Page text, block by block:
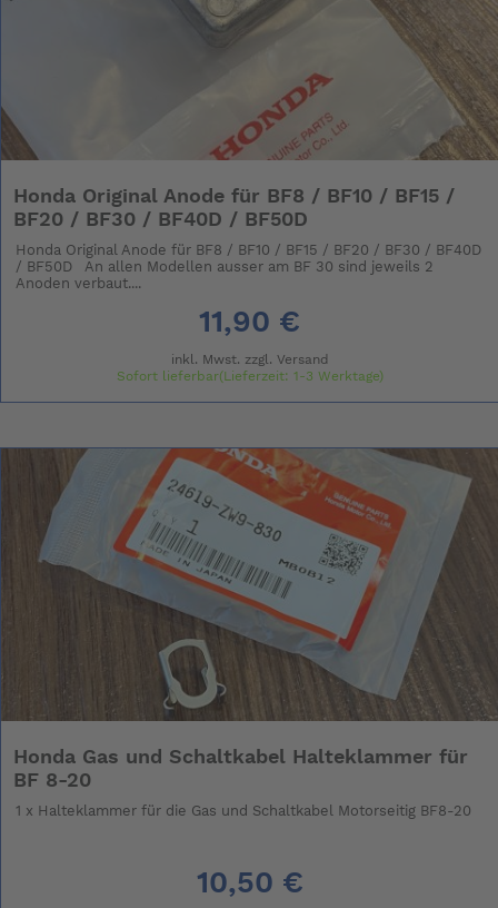
Honda Original Anode für BF8 / BF10 / BF15 /
BF20 / BF30 / BF40D / BF50D
Honda Original Anode für BF8 / BF10 / BF15 / BF20 / BF30 / BF40D
/ BF50D An allen Modellen ausser am BF 30 sind jeweils 2
Anoden verbaut....
11,90 €
inkl. Mwst. zzgl. Versand
Sofort lieferbar(Lieferzeit: 1-3 Werktage)
Honda Gas und Schaltkabel Halteklammer für
BF 8-20
1 x Halteklammer für die Gas und Schaltkabel Motorseitig BF8-20
10,50 €